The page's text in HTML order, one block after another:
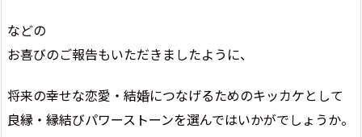
などの
お喜びのご報告もいただきましたように、
将来の幸せな恋愛・結婚につなげるためのキッカケとして
良縁・縁結びパワーストーンを選んではいかがでしょうか。